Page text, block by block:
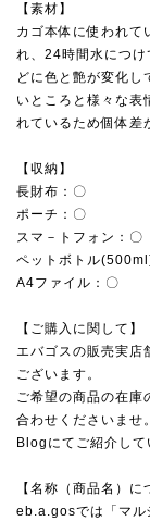
【素材】
カゴ本体に使われて
れ、24時間水につけ
どに色と艶が変化し
いところと様々な表
れているため個体差
【収納】
長財布：〇
ポーチ：〇
スマ－トフォン：〇
ペットボトル
A4ファイル：〇
【ご購入に関して】
エバゴスの販売実店
ございます。
ご希望の商品の在庫
合わせくださいませ。
Blogにてご紹介して
【名称（商品名）に
eb.a.gosでは「マル